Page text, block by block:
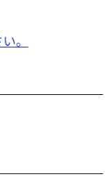
。